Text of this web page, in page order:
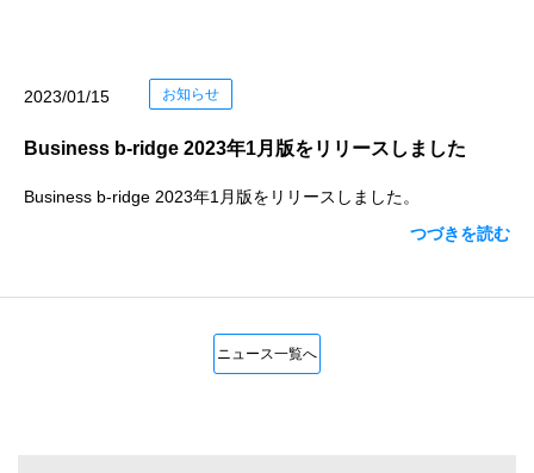
2023/01/15 お知らせ
Business b-ridge 2023年1月版をリリースしました
Business b-ridge 2023年1月版をリリースしました。
つづきを読む
ニュース一覧へ